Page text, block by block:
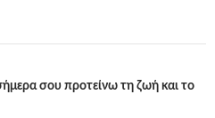
σου προτείνω τη ζωή και το